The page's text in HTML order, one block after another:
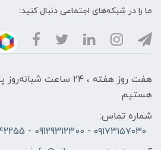
ما را در شبکه‌های اجتماعی دنبال کنید:
هفت روز هفته ، ۲۴ ساعت
هستیم
شماره تماس:
۰۹۱۷۳۱۵۷۰۳۰ - 09129312300 - 07137742255